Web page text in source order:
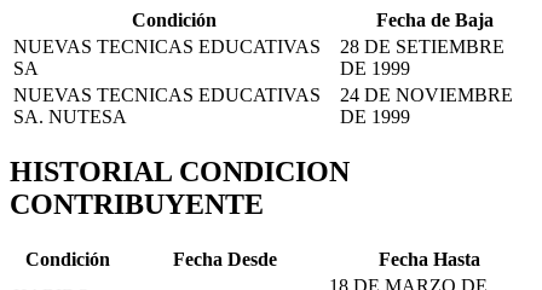
Condición
Fecha de Baja
NUEVAS TECNICAS EDUCATIVAS
SA
28 DE SETIEMBRE
DE 1999
NUEVAS TECNICAS EDUCATIVAS
SA. NUTESA
24 DE NOVIEMBRE
DE 1999
HISTORIAL CONDICION
CONTRIBUYENTE
Condición Fecha Desde
Fecha Hasta